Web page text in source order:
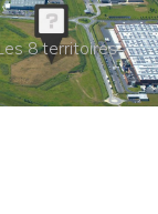
8 territoires